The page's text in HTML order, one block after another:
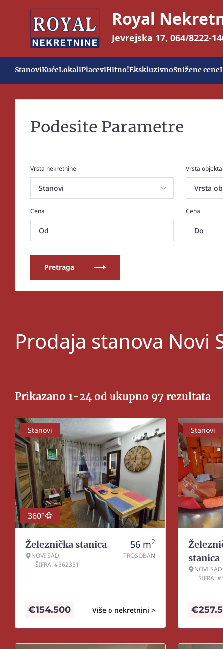
Royal
Jevrejska 17, 064/8222-
StanoviKućeLokaliPlaceviHitno!EkskluzivnoSnižene cene
Podesite Parametre
Vrsta nekretnine Vrsta objekta
Cena Cena
Pretraga
Prodaja stanova Novi
Prikazano 1-24 od ukupno 97 rezultata
Stanovi
360°
Železnička stanica
NOVI SAD
ŠIFRA: #562351
56 m2
TROSOBAN
Više o nekretnini >
€154.500
Stanovi
stanica
NOVI SAD
ŠIFRA:
€